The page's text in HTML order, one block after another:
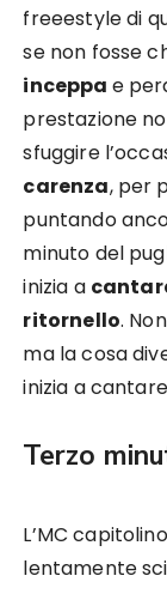
freeestyle di
se non fosse
inceppa e
prestazione
sfuggire
carenza, per
puntando
minuto del
inizia a
ritornello.
ma la cosa
inizia a
Terzo
L’MC
lentamente